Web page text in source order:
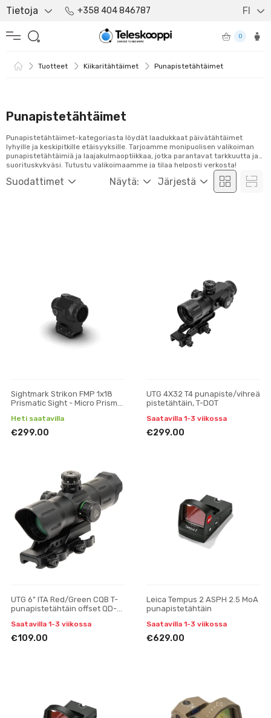
Tietoja +358 404 846787 FI
0
Tuotteet Kiikaritähtäimet Punapistetähtäimet
Punapistetähtäimet
Suodattimet Näytä: Järjestä
Punapistetähtäimet-kategoriasta löydät laadukkaat päivätähtäimet
lyhyille ja keskipitkille etäisyyksille. Tarjoamme monipuolisen valikoiman
punapistetähtäimiä ja laajakulmaoptiikkaa, jotka parantavat tarkkuutta ja
suorituskykyäsi. Tutustu valikoimaamme ja tilaa helposti verkosta!
Sightmark Strikon FMP 1x18
Prismatic Sight - Micro Prism
Heti saatavilla
€299.00
UTG 4X32 T4 punapiste/vihreä
pistetähtäin, T-DOT
Saatavilla 1-3 viikossa
€299.00
UTG 6" ITA Red/Green CQB T-
punapistetähtäin offset QD-
Saatavilla 1-3 viikossa
€109.00
Leica Tempus 2 ASPH 2.5 MoA
punapistetähtäin
Saatavilla 1-3 viikossa
€629.00